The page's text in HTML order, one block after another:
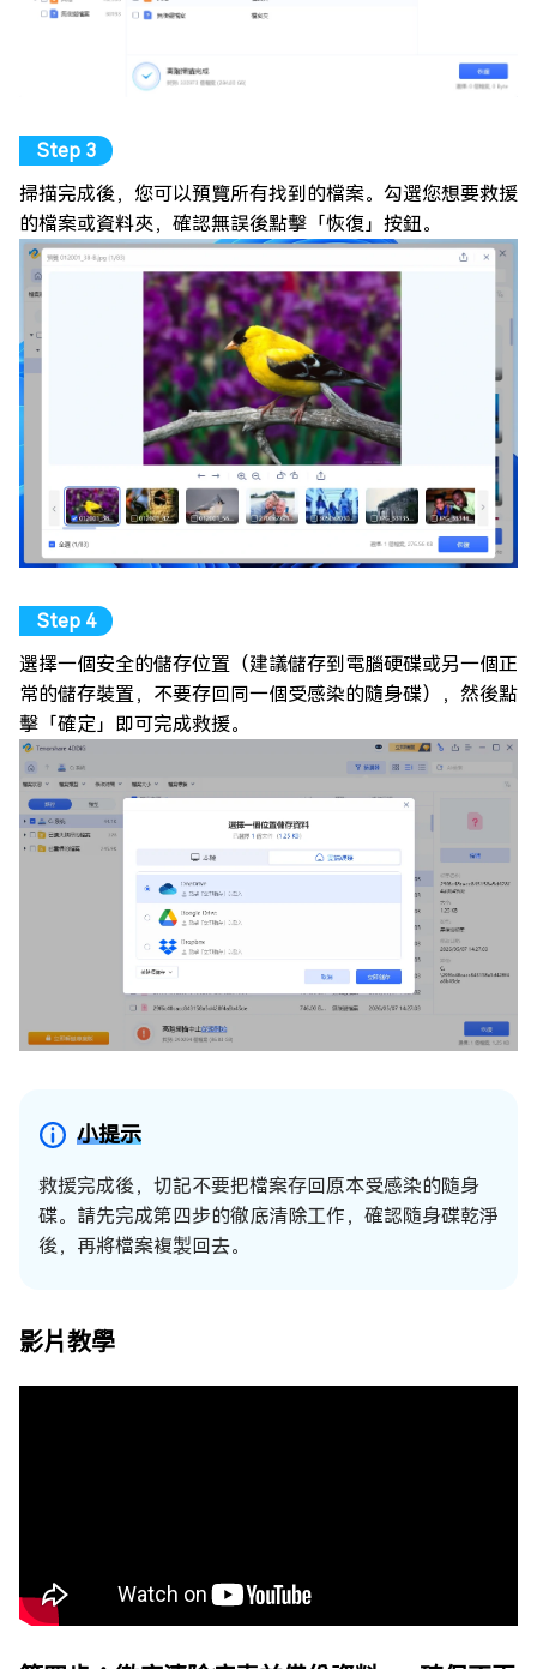
掃描完成後，您可以預覽所有找到的檔案。勾選您想要救援
的檔案或資料夾，確認無誤後點擊「恢復」按鈕。
選擇一個安全的儲存位置（建議儲存到電腦硬碟或另一個正
常的儲存裝置，不要存回同一個受感染的隨身碟），然後點
擊「確定」即可完成救援。
小提示
救援完成後，切記不要把檔案存回原本受感染的隨身
碟。請先完成第四步的徹底清除工作，確認隨身碟乾淨
後，再將檔案複製回去。
影片教學